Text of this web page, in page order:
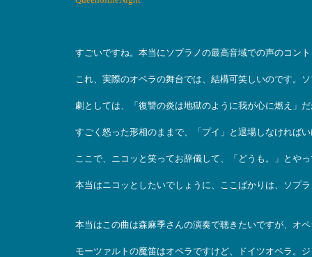
すごいですね。本当にソプラノの最高音域での声のコン
これ、実際のオペラの舞台では、結構可笑しいのです。
劇としては、「復讐の炎は地獄のように我が心に燃え」
すごく怒った形相のままで、「プイ」と退場しなければ
ここで、ニコッと笑ってお辞儀して、「どうも。」とや
本当はニコッとしたいでしょうに、ここばかりは、ソプ
本当はこの曲は森麻季さんの演奏で聴きたいですが、オ
モーツァルトの魔笛はオペラですけど、ドイツオペラ。